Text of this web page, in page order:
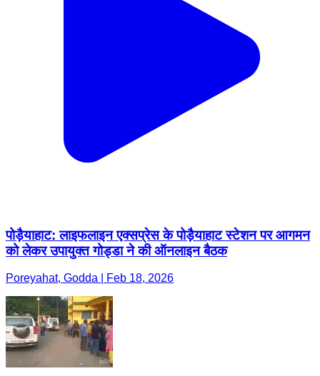
पोड़ैयाहाट: लाइफलाइन एक्सप्रेस के पोड़ैयाहाट स्टेशन पर आगमन
को लेकर उपायुक्त गोड्डा ने की ऑनलाइन बैठक
Poreyahat, Godda | Feb 18, 2026